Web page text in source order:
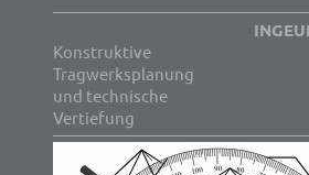
Konstruktive
Tragwerksplanung
und technische
Vertiefung